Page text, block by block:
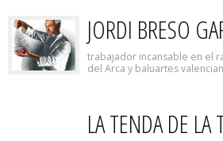
JORDI BRESO
trabajador incansable en el
del Arca y baluartes
LA TENDA DE LA